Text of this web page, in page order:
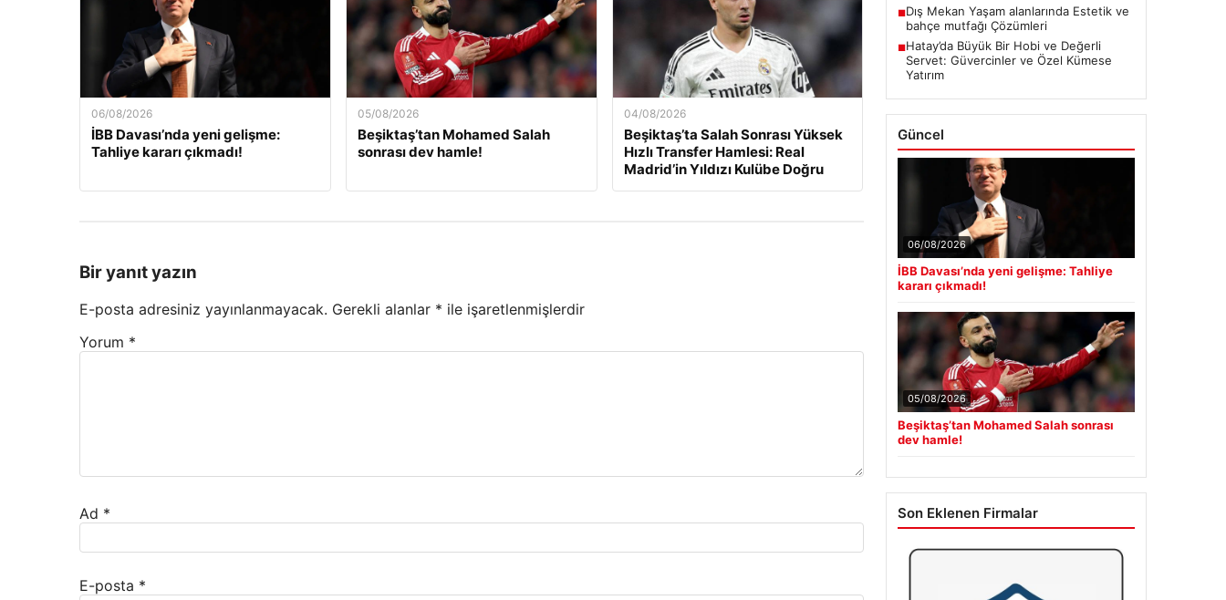
06/08/2026
İBB Davası’nda yeni gelişme:
Tahliye kararı çıkmadı!
05/08/2026
Beşiktaş’tan Mohamed Salah
sonrası dev hamle!
04/08/2026
Beşiktaş’ta Salah Sonrası Yüksek
Hızlı Transfer Hamlesi: Real
Madrid’in Yıldızı Kulübe Doğru
Bir yanıt yazın
E-posta adresiniz yayınlanmayacak. Gerekli alanlar * ile işaretlenmişlerdir
Yorum *
Ad *
E-posta *
■Dış Mekan Yaşam alanlarında Estetik ve
bahçe mutfağı Çözümleri
■Hatay’da Büyük Bir Hobi ve Değerli
Servet: Güvercinler ve Özel Kümese
Yatırım
Güncel
06/08/2026
İBB Davası’nda yeni gelişme: Tahliye
kararı çıkmadı!
05/08/2026
Beşiktaş’tan Mohamed Salah sonrası
dev hamle!
Son Eklenen Firmalar